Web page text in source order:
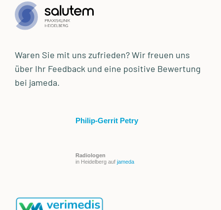
Waren Sie mit uns zufrieden? Wir freuen uns
über Ihr Feedback und eine positive Bewertung
bei jameda.
Philip-Gerrit Petry
Radiologen
in Heidelberg auf jameda